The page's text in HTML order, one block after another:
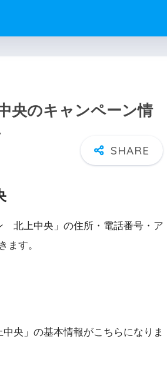
央のキャンペーン情
北上中央」の住所・電話番号・ア
ます。
央」の基本情報がこちらになりま